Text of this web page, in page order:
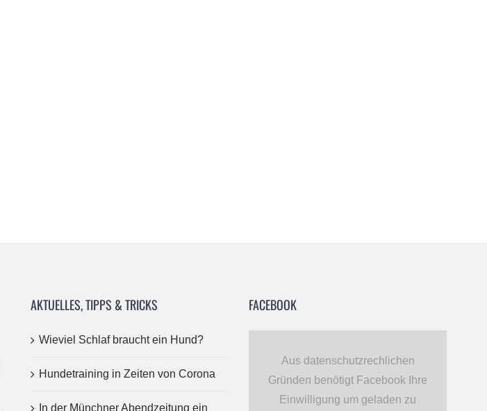
AKTUELLES, TIPPS & TRICKS
Wieviel Schlaf braucht ein Hund?
Hundetraining in Zeiten von Corona
In der Münchner Abendzeitung ein
FACEBOOK
Aus datenschutzrechlichen
Gründen benötigt Facebook Ihre
Einwilligung um geladen zu